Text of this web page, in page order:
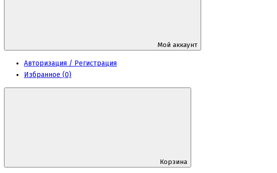
Мой аккаунт
Авторизация / Регистрация
Избранное (0)
Корзина